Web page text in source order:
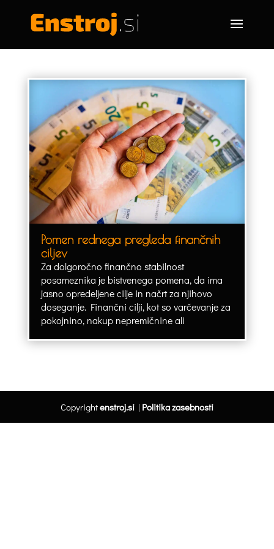
Pomen rednega pregleda finančnih
ciljev
Za dolgoročno finančno stabilnost
posameznika je bistvenega pomena, da ima
jasno opredeljene cilje in načrt za njihovo
doseganje. Finančni cilji, kot so varčevanje za
pokojnino, nakup nepremičnine ali
Copyrightenstroj.si| Politika zasebnosti